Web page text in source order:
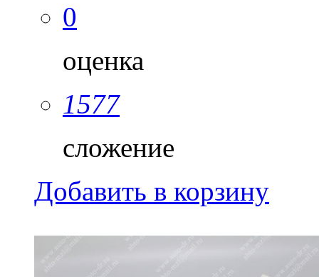
0
оценка
1577
сложение
Добавить в корзину